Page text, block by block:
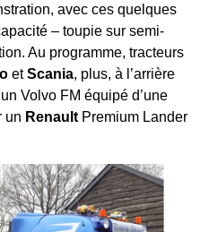
avec ces quelques
– toupie sur semi-
Au programme, tracteurs
etScania, plus, à l’arrière
Volvo FM équipé d’une
un Renault Premium Lander